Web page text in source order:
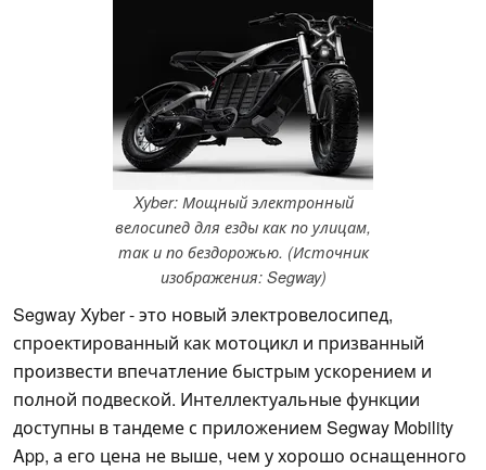
Xyber: Мощный электронный
велосипед для езды как по улицам,
так и по бездорожью. (Источник
изображения: Segway)
Segway Xyber - это новый электровелосипед,
спроектированный как мотоцикл и призванный
произвести впечатление быстрым ускорением и
полной подвеской. Интеллектуальные функции
доступны в тандеме с приложением Segway Mobility
App, а его цена не выше, чем у хорошо оснащенного